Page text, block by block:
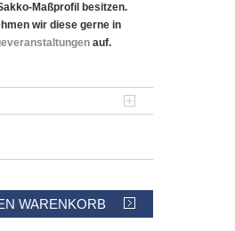
Maßprofil besitzen.
wir diese gerne in
auf.
WARENKORB